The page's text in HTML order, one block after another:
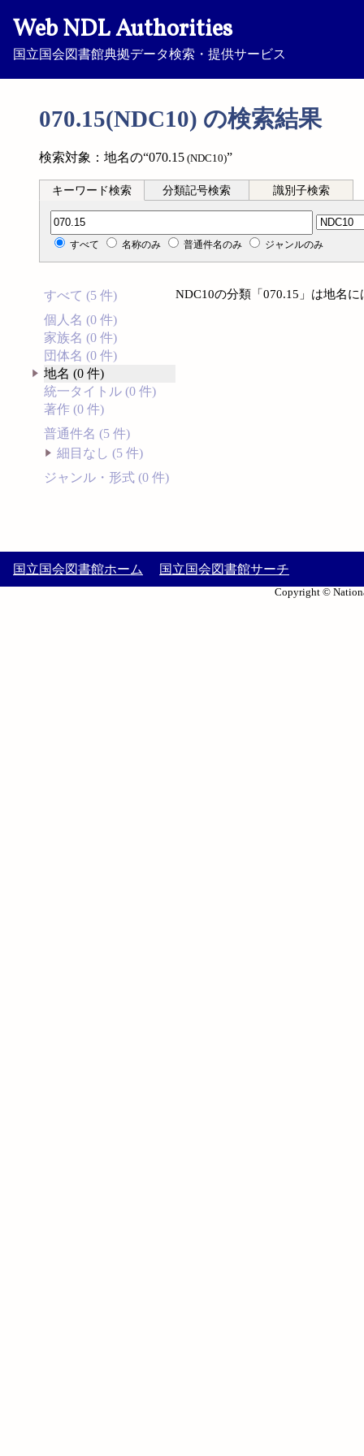
Web NDL Authorities
国立国会図書館典拠データ検索・提供サービス
070.15(NDC10) の検索結果
検索対象：地名の“070.15 (NDC10)”
キーワード検索 分類記号検索 識別子検索
分類記号検索
すべて 名称のみ 普通件名のみ ジャンルのみ
すべて (5 件)
個人名 (0 件)
家族名 (0 件)
団体名 (0 件)
地名 (0 件)
統一タイトル (0 件)
著作 (0 件)
普通件名 (5 件)
細目なし (5 件)
ジャンル・形式 (0 件)
NDC10の分類「070.15」は地名
国立国会図書館ホーム 国立国会図書館サーチ
Copyright ©